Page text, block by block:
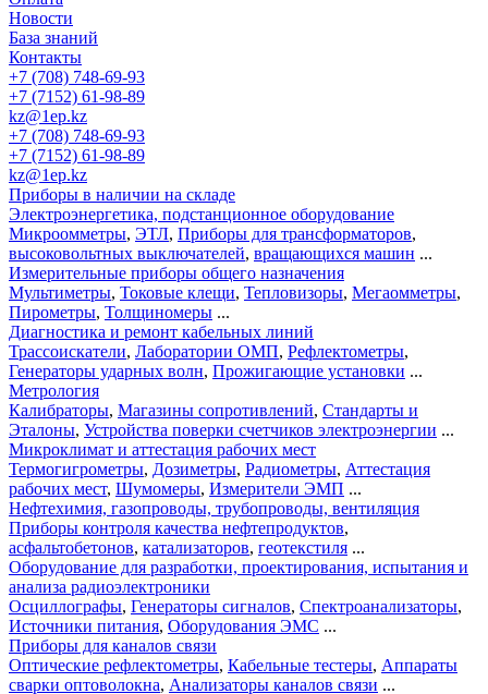
Новости
База знаний
Контакты
+7 (708) 748-69-93
+7 (7152) 61-98-89
kz@1ep.kz
+7 (708) 748-69-93
+7 (7152) 61-98-89
kz@1ep.kz
Приборы в наличии на складе
Электроэнергетика, подстанционное оборудование
Микроомметры, ЭТЛ, Приборы для трансформаторов,
высоковольтных выключателей, вращающихся машин ...
Измерительные приборы общего назначения
Мультиметры, Токовые клещи, Тепловизоры, Мегаомметры,
Пирометры, Толщиномеры ...
Диагностика и ремонт кабельных линий
Трассоискатели, Лаборатории ОМП, Рефлектометры,
Генераторы ударных волн, Прожигающие установки ...
Метрология
Калибраторы, Магазины сопротивлений, Стандарты и
Эталоны, Устройства поверки счетчиков электроэнергии ...
Микроклимат и аттестация рабочих мест
Термогигрометры, Дозиметры, Радиометры, Аттестация
рабочих мест, Шумомеры, Измерители ЭМП ...
Нефтехимия, газопроводы, трубопроводы, вентиляция
Приборы контроля качества нефтепродуктов,
асфальтобетонов, катализаторов, геотекстиля ...
Оборудование для разработки, проектирования, испытания и
анализа радиоэлектроники
Осциллографы, Генераторы сигналов, Спектроанализаторы,
Источники питания, Оборудования ЭМС ...
Приборы для каналов связи
Оптические рефлектометры, Кабельные тестеры, Аппараты
сварки оптоволокна, Анализаторы каналов связи ...